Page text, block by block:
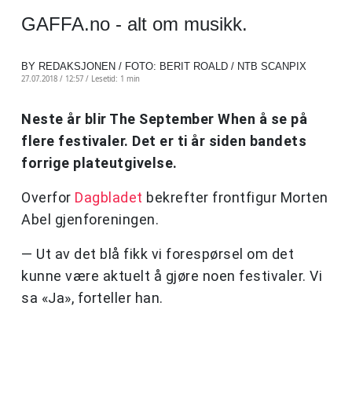
GAFFA.no - alt om musikk.
BY REDAKSJONEN / FOTO: BERIT ROALD / NTB SCANPIX
27.07.2018 / 12:57 / Lesetid: 1 min
Neste år blir The September When å se på
flere festivaler. Det er ti år siden bandets
forrige plateutgivelse.
Overfor Dagbladet bekrefter frontfigur Morten
Abel gjenforeningen.
— Ut av det blå fikk vi forespørsel om det
kunne være aktuelt å gjøre noen festivaler. Vi
sa «Ja», forteller han.